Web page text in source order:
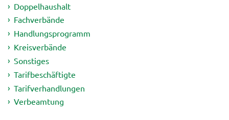
Doppelhaushalt
Fachverbände
Handlungsprogramm
Kreisverbände
Sonstiges
Tarifbeschäftigte
Tarifverhandlungen
Verbeamtung